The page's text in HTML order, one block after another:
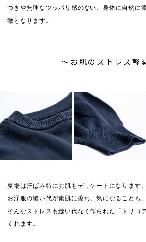
つきや無理なツッパリ感のない、身体に自然に
徴となります。
〜お肌のストレス軽
夏場は汗ばみ特にお肌もデリケートになります。
お洋服の縫い代が素肌に擦れ、気になることも。
そんなストレスも縫い代なく作られた「トリコ
くれます。